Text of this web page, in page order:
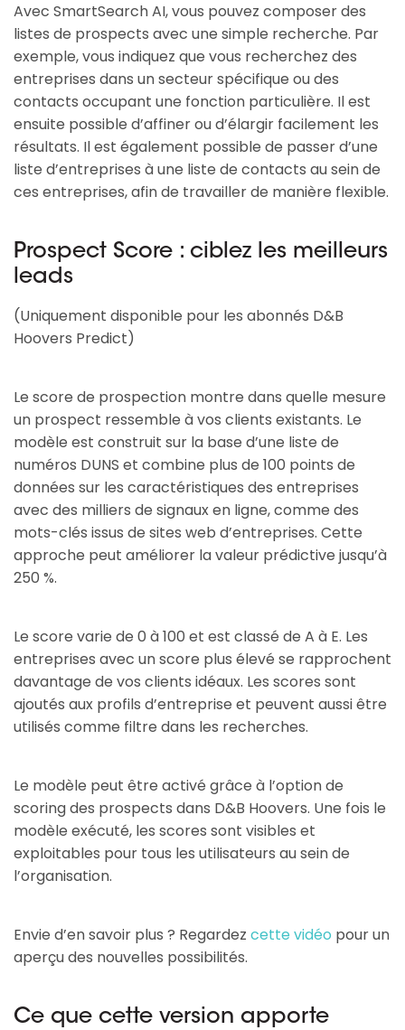
Avec SmartSearch AI, vous pouvez composer des
listes de prospects avec une simple recherche. Par
exemple, vous indiquez que vous recherchez des
entreprises dans un secteur spécifique ou des
contacts occupant une fonction particulière. Il est
ensuite possible d’affiner ou d’élargir facilement les
résultats. Il est également possible de passer d’une
liste d’entreprises à une liste de contacts au sein de
ces entreprises, afin de travailler de manière flexible.
Prospect Score : ciblez les meilleurs
leads
(Uniquement disponible pour les abonnés D&B
Hoovers Predict)
Le score de prospection montre dans quelle mesure
un prospect ressemble à vos clients existants. Le
modèle est construit sur la base d’une liste de
numéros DUNS et combine plus de 100 points de
données sur les caractéristiques des entreprises
avec des milliers de signaux en ligne, comme des
mots-clés issus de sites web d’entreprises. Cette
approche peut améliorer la valeur prédictive jusqu’à
250 %.
Le score varie de 0 à 100 et est classé de A à E. Les
entreprises avec un score plus élevé se rapprochent
davantage de vos clients idéaux. Les scores sont
ajoutés aux profils d’entreprise et peuvent aussi être
utilisés comme filtre dans les recherches.
Le modèle peut être activé grâce à l’option de
scoring des prospects dans D&B Hoovers. Une fois le
modèle exécuté, les scores sont visibles et
exploitables pour tous les utilisateurs au sein de
l’organisation.
Envie d’en savoir plus ? Regardez cette vidéo pour un
aperçu des nouvelles possibilités.
Ce que cette version apporte